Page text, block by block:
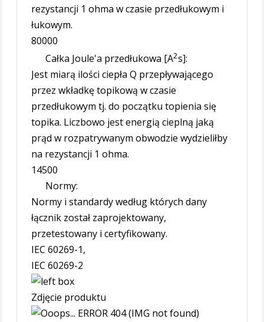
rezystancji 1 ohma w czasie przedłukowym i
łukowym.
80000
Całka Joule'a przedłukowa [A2s]:
Jest miarą ilości ciepła Q przepływającego
przez wkładkę topikową w czasie
przedłukowym tj. do początku topienia się
topika. Liczbowo jest energią cieplną jaką
prąd w rozpatrywanym obwodzie wydzieliłby
na rezystancji 1 ohma.
14500
Normy:
Normy i standardy według których dany
łącznik został zaprojektowany,
przetestowany i certyfikowany.
IEC 60269-1,
IEC 60269-2
Zdjęcie produktu